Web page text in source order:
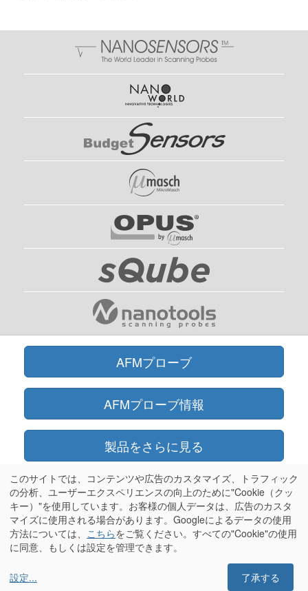
AFMプローブ
AFMプローブ情報
製品をさらに見る
オンラインショップ
情報
Olympus®はオリンパス株式会社の登録商標です
このサイトでは、コンテンツや広告のカスタマイズ、トラフィック
の分析、ユーザーエクスペリエンスの向上のために"Cookie（クッ
キー）"を使用しています。お客様の個人データは、広告のカスタ
マイズに使用される場合があります。Googleによるデータの使用
方法については、 こちらをご覧ください。すべての"Cookie"の使用
に同意、もしくは設定を管理できます。
設定... 了承する